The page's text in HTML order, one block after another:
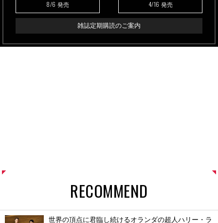
8/6 発売 4/16 発売
雑誌定期購読のご案内
RECOMMEND
世界の頂点に君臨し続けるオランダの超人ハリー・ラ